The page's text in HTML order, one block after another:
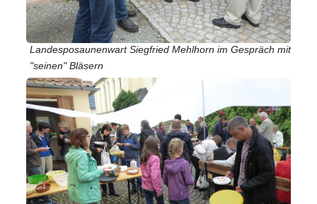
Landesposaunenwart Siegfried Mehlhorn im Gespräch mit
"seinen" Bläsern